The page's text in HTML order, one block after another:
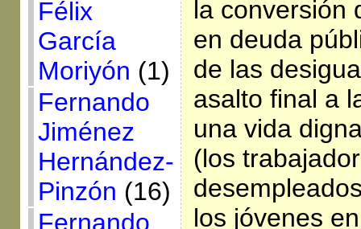
Félix
García
Moriyón (1)
Fernando
Jiménez
Hernández-
Pinzón (16)
Fernando
la conversión
en deuda
de las
asalto final a
una vida
(los
los jóvenes